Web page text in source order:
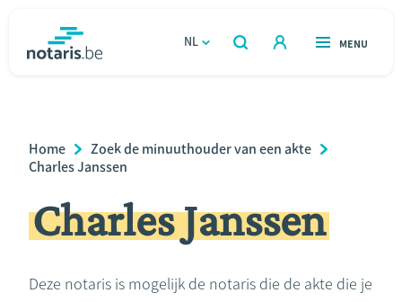
gaan
NL
OPEN
ZOEKEN
OPEN
MENU
Relatie & samenleven
Erven & schenken
Breadcrumb
Home
Zoek de minuuthouder van een akte
Charles Janssen
Charles Janssen
Deze notaris is mogelijk de notaris die de akte die je